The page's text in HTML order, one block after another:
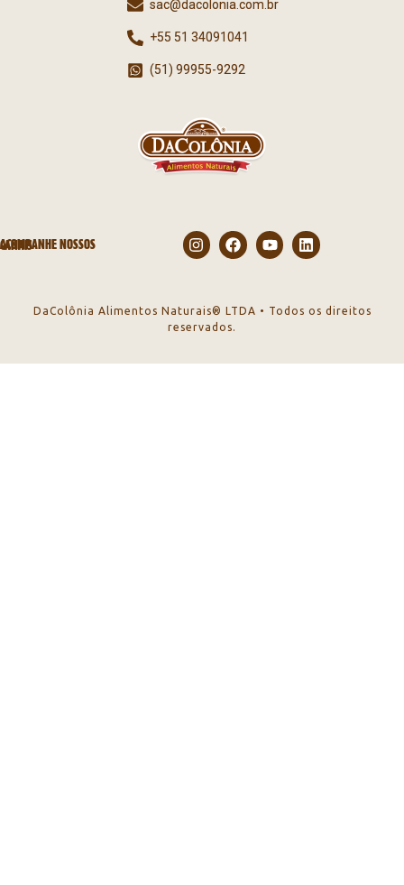
sac@dacolonia.com.br
+55 51 34091041
(51) 99955-9292
ACOMPANHE NOSSOS CANAIS
DaColônia Alimentos Naturais® LTDA • Todos os direitos
reservados.